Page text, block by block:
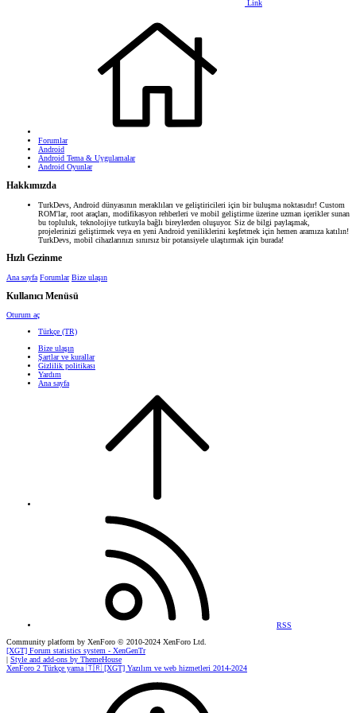
Link
Forumlar
Android
Android Tema & Uygulamalar
Android Oyunlar
Hakkımızda
TurkDevs, Android dünyasının meraklıları ve geliştiricileri için bir buluşma noktasıdır! Custom
ROM'lar, root araçları, modifikasyon rehberleri ve mobil geliştirme üzerine uzman içerikler sunan
bu topluluk, teknolojiye tutkuyla bağlı bireylerden oluşuyor. Siz de bilgi paylaşmak,
projelerinizi geliştirmek veya en yeni Android yeniliklerini keşfetmek için hemen aramıza katılın!
TurkDevs, mobil cihazlarınızı sınırsız bir potansiyele ulaştırmak için burada!
Hızlı Gezinme
Ana sayfa Forumlar Bize ulaşın
Kullanıcı Menüsü
Oturum aç
Türkçe (TR)
Bize ulaşın
Şartlar ve kurallar
Gizlilik politikası
Yardım
Ana sayfa
RSS
Community platform by XenForo © 2010-2024 XenForo Ltd.
[XGT] Forum statistics system - XenGenTr
| Style and add-ons by ThemeHouse
XenForo 2 Türkçe yama 🇹🇷 [XGT] Yazılım ve web hizmetleri 2014-2024